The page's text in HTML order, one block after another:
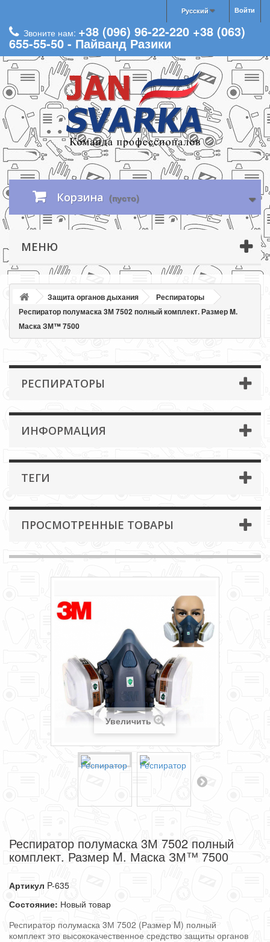
Войти
Русский
Звоните нам: +38 (096) 96-22-220 +38 (063)
655-55-50 - Пайванд Разики
Корзина (пусто)
МЕНЮ
Защита органов дыхания
Респираторы
Респиратор полумаска 3М 7502 полный комплект. Размер M.
Маска ЗМ™ 7500
РЕСПИРАТОРЫ
ИНФОРМАЦИЯ
ТЕГИ
ПРОСМОТРЕННЫЕ ТОВАРЫ
Увеличить
Респиратор полумаска 3М 7502 полный
комплект. Размер M. Маска ЗМ™ 7500
Артикул P-635
Состояние: Новый товар
Респиратор полумаска 3М 7502 (Размер M) полный
комплект это высококачественное средство защиты органов